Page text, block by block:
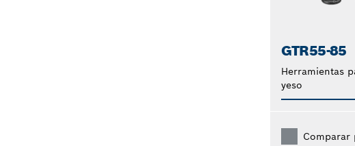
GTR55-85
Herramientas
yeso
Comparar